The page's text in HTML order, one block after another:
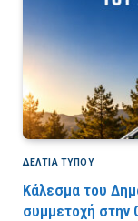
ΔΕΛΤΙΑ ΤΥΠΟΥ
Κάλεσμα του
συμμετοχή στην